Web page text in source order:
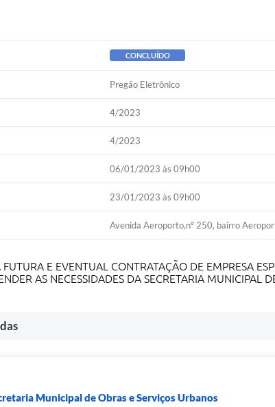
CONCLUÍDO
Pregão Eletrônico
4/2023
4/2023
06/01/2023 às 09h00
23/01/2023 às 09h00
Avenida Aeroporto,nº 250, bairro
FUTURA E EVENTUAL CONTRATAÇÃO DE EMPRESA
AS NECESSIDADES DA SECRETARIA MUNICIPAL
Municipal de Obras e Serviços Urbanos